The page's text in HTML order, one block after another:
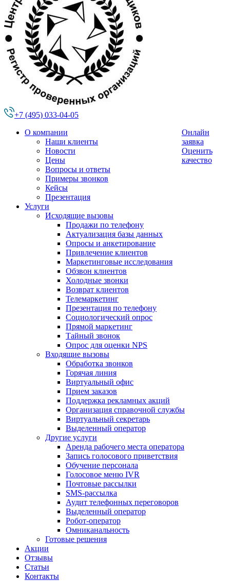
+7 (495) 033-04-05
Онлайн
заявка
Оценить
качество
О компании
Наши клиенты
Новости
Цены
Вопросы и ответы
Примеры звонков
Кейсы
Презентация
Услуги
Исходящие вызовы
Продажи по телефону
Актуализация базы данных
Опросы и анкетирование
Привлечение клиентов
Маркетинговые исследования
Обзвон клиентов
Холодные звонки
Возврат клиентов
Телемаркетинг
Презентация по телефону
Социологический опрос
Прямой маркетинг
Тайный звонок
Опрос для оценки NPS
Входящие вызовы
Обработка звонков
Горячая линия
Виртуальный офис
Прием заказов
Поддержка рекламных акций
Организация справочной службы
Виртуальный секретарь
Выделенный оператор
Другие услуги
Аренда рабочего места оператора
Запись голосового приветствия
Обучение персонала
Голосовое меню IVR
Почтовые рассылки
SMS-рассылка
Аудит телефонных переговоров
Выделенный оператор
Робот-оператор
Омниканальность
Готовые решения
Акции
Отзывы
Статьи
Контакты